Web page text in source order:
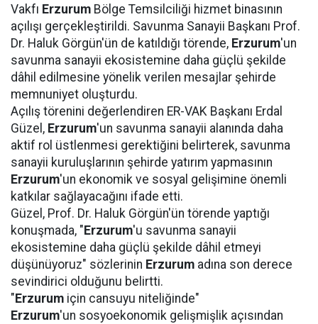
Vakfı Erzurum Bölge Temsilciliği hizmet binasının
açılışı gerçekleştirildi. Savunma Sanayii Başkanı Prof.
Dr. Haluk Görgün'ün de katıldığı törende, Erzurum'un
savunma sanayii ekosistemine daha güçlü şekilde
dâhil edilmesine yönelik verilen mesajlar şehirde
memnuniyet oluşturdu.
Açılış törenini değerlendiren ER-VAK Başkanı Erdal
Güzel, Erzurum'un savunma sanayii alanında daha
aktif rol üstlenmesi gerektiğini belirterek, savunma
sanayii kuruluşlarının şehirde yatırım yapmasının
Erzurum'un ekonomik ve sosyal gelişimine önemli
katkılar sağlayacağını ifade etti.
Güzel, Prof. Dr. Haluk Görgün'ün törende yaptığı
konuşmada, "Erzurum'u savunma sanayii
ekosistemine daha güçlü şekilde dâhil etmeyi
düşünüyoruz" sözlerinin Erzurum adına son derece
sevindirici olduğunu belirtti.
"Erzurum için cansuyu niteliğinde"
Erzurum'un sosyoekonomik gelişmişlik açısından